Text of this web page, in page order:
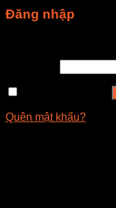
Đăng nhập
Quên mật khẩu?